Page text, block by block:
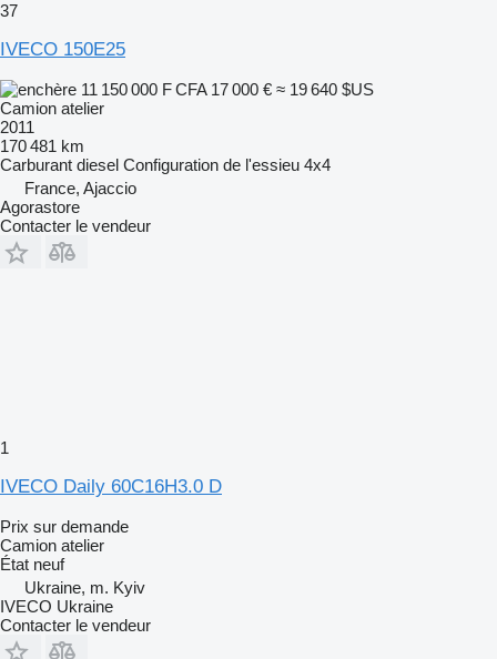
37
IVECO 150E25
11 150 000 F CFA 17 000 € ≈ 19 640 $US
Camion atelier
2011
170 481 km
Carburant diesel Configuration de l'essieu 4x4
France, Ajaccio
Agorastore
Contacter le vendeur
1
IVECO Daily 60C16H3.0 D
Prix sur demande
Camion atelier
État neuf
Ukraine, m. Kyiv
IVECO Ukraine
Contacter le vendeur